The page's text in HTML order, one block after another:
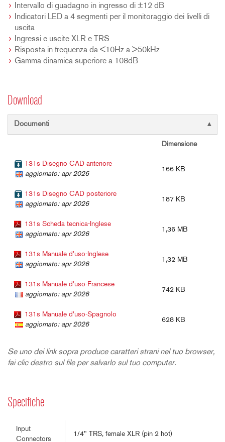
Intervallo di guadagno in ingresso di ±12 dB
Indicatori LED a 4 segmenti per il monitoraggio dei livelli di
uscita
Ingressi e uscite XLR e TRS
Risposta in frequenza da <10Hz a >50kHz
Gamma dinamica superiore a 108dB
Download
Documenti
Dimensione
131s Disegno CAD anteriore
aggiornato: apr 2026
166 KB
131s Disegno CAD posteriore
aggiornato: apr 2026
187 KB
131s Scheda tecnica-Inglese
aggiornato: apr 2026
1,36 MB
131s Manuale d'uso-Inglese
aggiornato: apr 2026
1,32 MB
131s Manuale d'uso-Francese
aggiornato: apr 2026
742 KB
131s Manuale d'uso-Spagnolo
aggiornato: apr 2026
628 KB
Se uno dei link sopra produce caratteri strani nel tuo browser,
fai clic destro sul file per salvarlo sul tuo computer.
Specifiche
Input
Connectors
1/4" TRS, female XLR (pin 2 hot)